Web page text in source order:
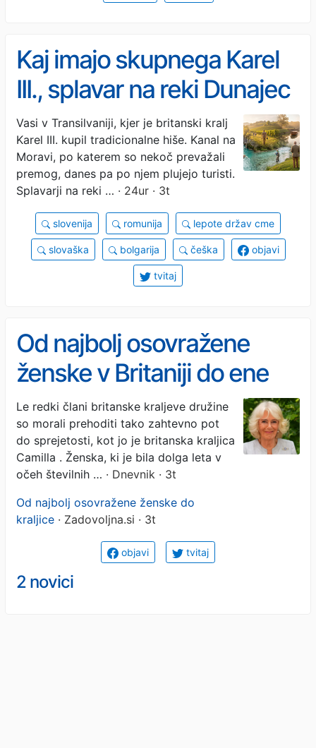
Kaj imajo skupnega Karel
III., splavar na reki Dunajec
in ribič na Soči?
Vasi v Transilvaniji, kjer je britanski kralj
Karel III. kupil tradicionalne hiše. Kanal na
Moravi, po katerem so nekoč prevažali
premog, danes pa po njem plujejo turisti.
Splavarji na reki … · 24ur · 3t
slovenija romunija lepote držav cme
slovaška bolgarija češka objavi
tvitaj
Od najbolj osovražene
ženske v Britaniji do ene
ključnih članic kraljeve
družine
Le redki člani britanske kraljeve družine
so morali prehoditi tako zahtevno pot
do sprejetosti, kot jo je britanska kraljica
Camilla . Ženska, ki je bila dolga leta v
očeh številnih … · Dnevnik · 3t
Od najbolj osovražene ženske do
kraljice · Zadovoljna.si · 3t
objavi tvitaj
2 novici